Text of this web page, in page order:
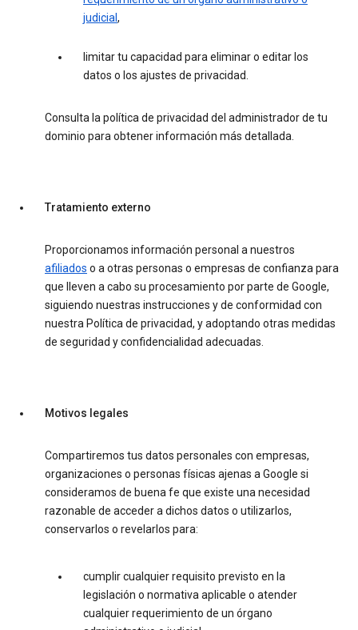
judicial,
limitar tu capacidad para eliminar o editar los
datos o los ajustes de privacidad.
Consulta la política de privacidad del administrador de tu
dominio para obtener información más detallada.
Tratamiento externo
Proporcionamos información personal a nuestros
afiliados o a otras personas o empresas de confianza para
que lleven a cabo su procesamiento por parte de Google,
siguiendo nuestras instrucciones y de conformidad con
nuestra Política de privacidad, y adoptando otras medidas
de seguridad y confidencialidad adecuadas.
Motivos legales
Compartiremos tus datos personales con empresas,
organizaciones o personas físicas ajenas a Google si
consideramos de buena fe que existe una necesidad
razonable de acceder a dichos datos o utilizarlos,
conservarlos o revelarlos para:
cumplir cualquier requisito previsto en la
legislación o normativa aplicable o atender
cualquier requerimiento de un órgano